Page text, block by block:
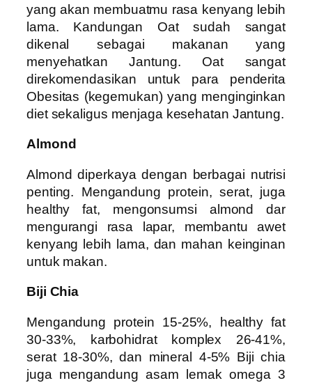
yang akan membuatmu rasa kenyang lebih
lama. Kandungan Oat sudah sangat
dikenal sebagai makanan yang
menyehatkan Jantung. Oat sangat
direkomendasikan untuk para penderita
Obesitas (kegemukan) yang menginginkan
diet sekaligus menjaga kesehatan Jantung.
Almond
Almond diperkaya dengan berbagai nutrisi
penting. Mengandung protein, serat, juga
healthy fat, mengonsumsi almond dar
mengurangi rasa lapar, membantu awet
kenyang lebih lama, dan mahan keinginan
untuk makan.
Biji Chia
Mengandung protein 15-25%, healthy fat
30-33%, karbohidrat komplex 26-41%,
serat 18-30%, dan mineral 4-5% Biji chia
juga mengandung asam lemak omega 3